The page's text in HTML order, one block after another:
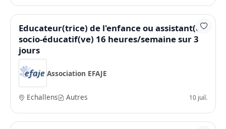
Educateur(trice) de l'enfance ou assistant(e)
socio-éducatif(ve) 16 heures/semaine sur 3
jours
Association EFAJE
Echallens Autres 10 juil.